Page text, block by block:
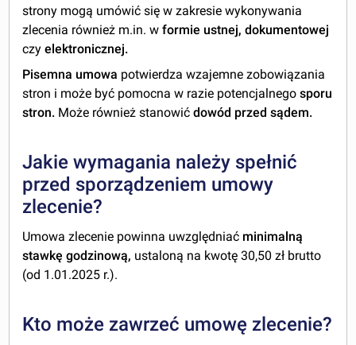
strony mogą umówić się w zakresie wykonywania
zlecenia również m.in. wformie ustnej, dokumentowej
czyelektronicznej.
Pisemna umowa potwierdza wzajemne zobowiązania
stron i może być pomocna w razie potencjalnegosporu
stron. Może również stanowićdowód przed sądem.
Jakie wymagania należy spełnić
przed sporządzeniem umowy
zlecenie?
Umowa zlecenie powinna uwzględniać minimalną
stawkę godzinową, ustaloną na kwotę 30,50 zł brutto
(od 1.01.2025 r.).
Kto może zawrzeć umowę zlecenie?